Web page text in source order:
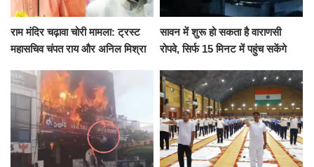
राम मंदिर चढ़ावा चोरी मामला: ट्रस्ट
महासचिव चंपत राय और अनिल मिश्रा
को नहीं...
सावन में शुरू हो सकता है वाराणसी
रोपवे, सिर्फ 15 मिनट में पहुंच सकेंगे
किराया